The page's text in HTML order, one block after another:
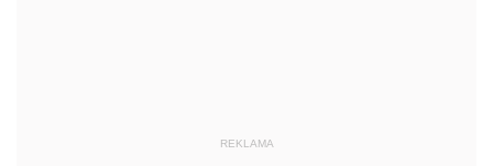
REKLAMA